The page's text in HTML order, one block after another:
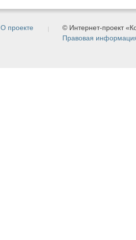
О проекте
© Интернет-проект
Правовая